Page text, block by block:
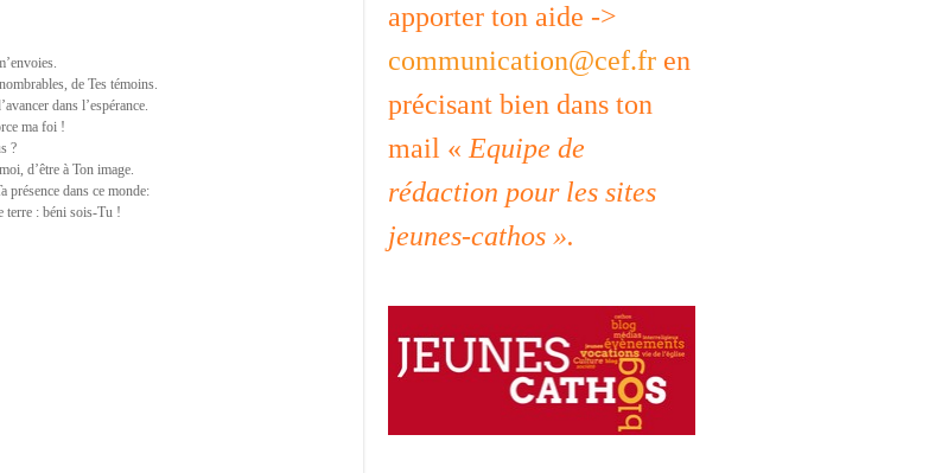
de Tes témoins.
dans l’espérance.
ma foi !
?
d’être à Ton image.
présence dans ce monde:
terre : béni sois-Tu !
apporter ton aide ->
communication@cef.fr en
précisant bien dans ton
mail « Equipe de
rédaction pour les sites
jeunes-cathos ».